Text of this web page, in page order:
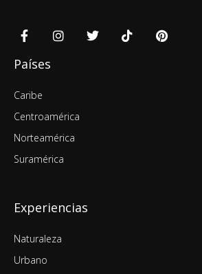
Países
Caribe
Centroamérica
Norteamérica
Suramérica
Experiencias
Naturaleza
Urbano